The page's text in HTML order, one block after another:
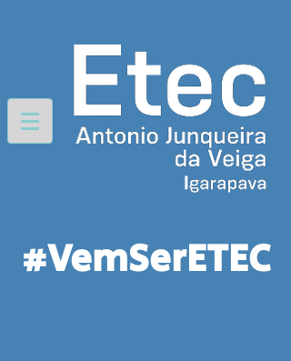
#VemSerETEC